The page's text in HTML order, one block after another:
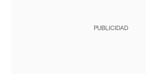
PUBLICIDAD